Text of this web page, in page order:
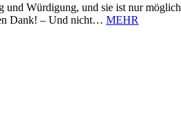
und Würdigung, und sie ist nur
Dank! – Und nicht… MEHR